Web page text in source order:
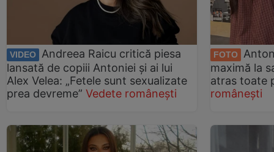
VIDEO
Andreea Raicu critică piesa
lansată de copiii Antoniei și ai lui
Alex Velea: „Fetele sunt sexualizate
prea devreme” Vedete românești
FOTO
maximă la
atras toate
românești